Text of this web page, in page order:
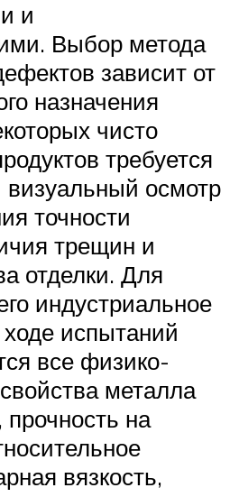
и
Выбор метода
зависит от
назначения
чисто
требуется
визуальный осмотр
точности
трещин и
отделки. Для
индустриальное
испытаний
все физико-
металла
прочность на
вязкость,